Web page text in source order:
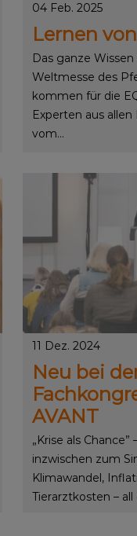
04 Feb. 2025
Lernen
Das ganze
Weltmesse des
kommen für die
Experten aus
vom...
11 Dez. 2024
Neu bei
AVANT
„Krise als
inzwischen zum
Klimawandel,
Tierarztkosten –